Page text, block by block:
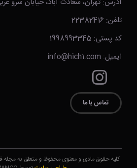
تلفن: 22382416
کد پستی: 1998993345
ایمیل: info@hich1.com
تماس با ما
کلیه حقوق مادی و معنوی محفوظ و متعلق به